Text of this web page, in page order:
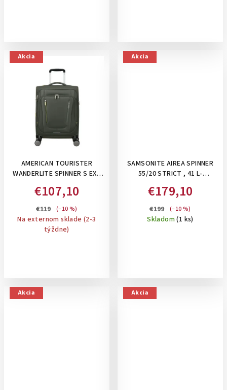
Akcia
AMERICAN TOURISTER
WANDERLITE SPINNER S EXP
ROZŠÍRITEĽNÝ NA 49,5 L:
DARK KHAKI
€107,10
€119 (–10 %)
Na externom sklade (2-3
týždne)
Akcia
SAMSONITE AIREA SPINNER
55/20 STRICT , 41 L-
DARK BLUE
€179,10
€199 (–10 %)
Skladom(1 ks)
Akcia Akcia